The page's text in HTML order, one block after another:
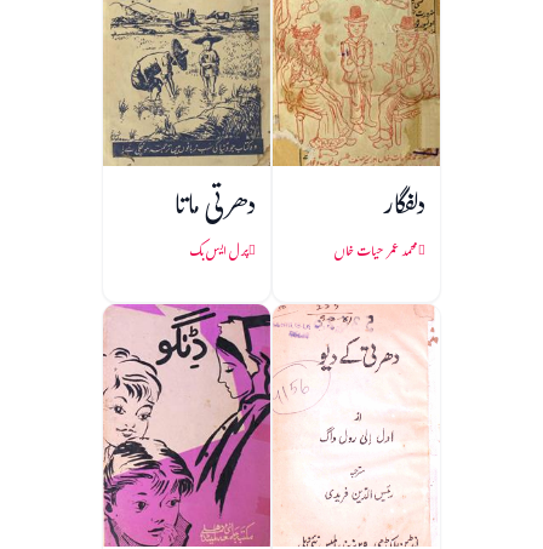
دلفگار
محمد عمر حیات خاں
دھرتی ماتا
پرل ایس بک